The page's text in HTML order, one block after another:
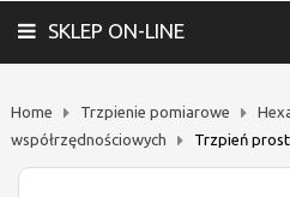
SKLEP ON-LINE
Home Trzpienie pomiarowe
współrzędnościowych
Trzpień